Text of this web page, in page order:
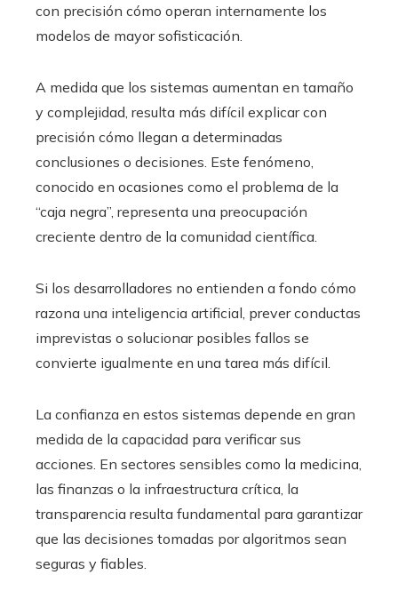
con precisión cómo operan internamente los
modelos de mayor sofisticación.
A medida que los sistemas aumentan en tamaño
y complejidad, resulta más difícil explicar con
precisión cómo llegan a determinadas
conclusiones o decisiones. Este fenómeno,
conocido en ocasiones como el problema de la
“caja negra”, representa una preocupación
creciente dentro de la comunidad científica.
Si los desarrolladores no entienden a fondo cómo
razona una inteligencia artificial, prever conductas
imprevistas o solucionar posibles fallos se
convierte igualmente en una tarea más difícil.
La confianza en estos sistemas depende en gran
medida de la capacidad para verificar sus
acciones. En sectores sensibles como la medicina,
las finanzas o la infraestructura crítica, la
transparencia resulta fundamental para garantizar
que las decisiones tomadas por algoritmos sean
seguras y fiables.